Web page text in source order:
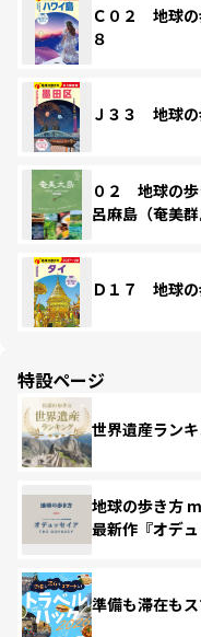
Ｃ０２ 地球
８
Ｊ３３ 地球
０２ 地球の
呂麻島（奄美
Ｄ１７ 地球
特設ページ
世界遺産ラン
地球の歩き方
最新作『オデュ
準備も滞在も